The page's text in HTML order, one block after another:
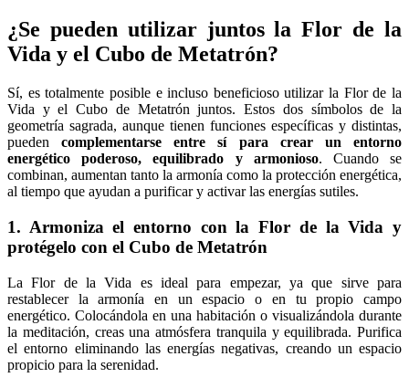
¿Se pueden utilizar juntos la Flor de la
Vida y el Cubo de Metatrón?
Sí, es totalmente posible e incluso beneficioso utilizar la Flor de la
Vida y el Cubo de Metatrón juntos. Estos dos símbolos de la
geometría sagrada, aunque tienen funciones específicas y distintas,
puedencomplementarse entre sí para crear un entorno
energético poderoso, equilibrado y armonioso. Cuando se
combinan, aumentan tanto la armonía como la protección energética,
al tiempo que ayudan a purificar y activar las energías sutiles.
1. Armoniza el entorno con la Flor de la Vida y
protégelo con el Cubo de Metatrón
La Flor de la Vida es ideal para empezar, ya que sirve para
restablecer la armonía en un espacio o en tu propio campo
energético. Colocándola en una habitación o visualizándola durante
la meditación, creas una atmósfera tranquila y equilibrada. Purifica
el entorno eliminando las energías negativas, creando un espacio
propicio para la serenidad.